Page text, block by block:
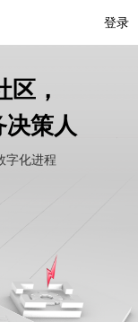
登录
，
策人
字化进程